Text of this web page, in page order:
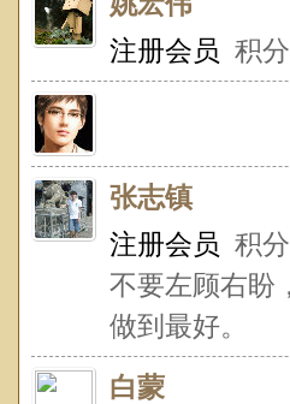
注册会员 积
张志镇
注册会员 积
不要左顾右盼
做到最好。
白蒙